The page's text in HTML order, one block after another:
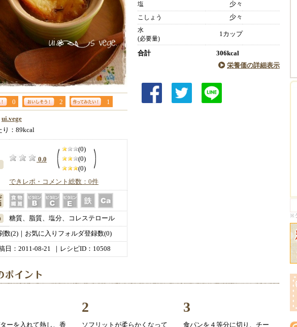
0 2 1
ui.vege
り：89kcal
0.0
(0)
(0)
(0)
できレポ・コメント総数：0件
糖質、脂質、塩分、コレステロール
数(2)｜お気に入りフォルダ登録数(0)
日： 2011-08-21 ｜レシピID：10508
塩 少々
こしょう 少々
水
(必要量)
1カップ
合計
306kcal
栄養価の詳細表示
ーを入れて熱し、香
2
ソフリットが柔らかくなって
3
食パンを４等分に切り、チー